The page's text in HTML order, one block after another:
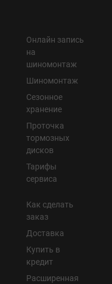
Онлайн запись
на
шиномонтаж
Шиномонтаж
Сезонное
хранение
Проточка
тормозных
дисков
Тарифы
сервиса
Как сделать
заказ
Доставка
Купить в
кредит
Расширенная